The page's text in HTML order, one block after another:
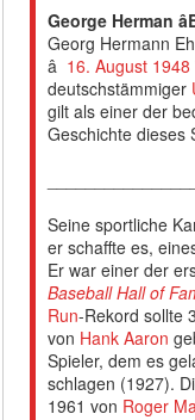
George Herman
Georg Hermann
â 16. August 1948
deutschstämmiger
gilt als einer der
Geschichte dieses
Seine sportliche
er schaffte es,
Er war einer der
Baseball Hall of
Run-Rekord sollte
von Hank Aaron
Spieler, dem es
schlagen (1927).
1961 von Roger